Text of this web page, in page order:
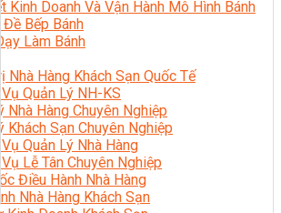
Kinh Doanh Và Vận Hành Mô Hình Bánh
Đề Bếp Bánh
Làm Bánh
Nhà Hàng Khách Sạn Quốc Tế
Quản Lý NH-KS
Nhà Hàng Chuyên Nghiệp
Khách Sạn Chuyên Nghiệp
Quản Lý Nhà Hàng
Lễ Tân Chuyên Nghiệp
Điều Hành Nhà Hàng
Nhà Hàng Khách Sạn